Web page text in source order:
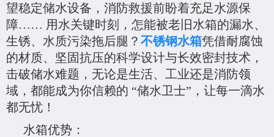
望稳定储水设备，消防救援前盼着充足水源保
障…… 用水关键时刻，怎能被老旧水箱的漏水、
生锈、水质污染拖后腿？ 不锈钢水箱凭借耐腐蚀
的材质、坚固抗压的科学设计与长效密封技术，
击破储水难题，无论是生活、工业还是消防领
域，都能成为你信赖的 “储水卫士”，让每一滴水
都无忧！
水箱优势：